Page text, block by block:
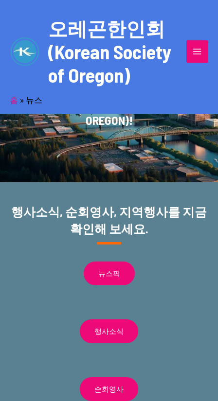
오레곤한인회
(Korean Society
of Oregon)
홈 » 뉴스
반세기의 세월을 품고 동포사회를 섬겨온
오레곤한인회(KOREAN SOCIETY OF
OREGON)!
행사소식, 순회영사, 지역행사를 지금
확인해 보세요.
뉴스픽
행사소식
순회영사